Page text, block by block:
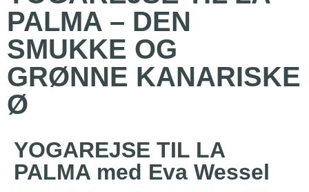
PALMA – DEN
SMUKKE OG
GRØNNE KANARISKE
Ø
YOGAREJSE TIL LA
PALMA med Eva Wessel